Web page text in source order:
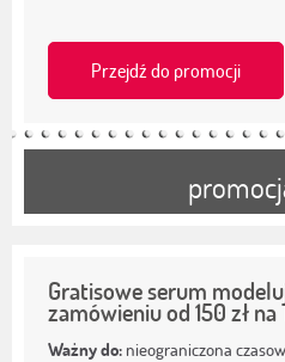
Przejdź do promocji
Gratisowe serum
zamówieniu od 150 zł na
Ważny do: nieograniczona